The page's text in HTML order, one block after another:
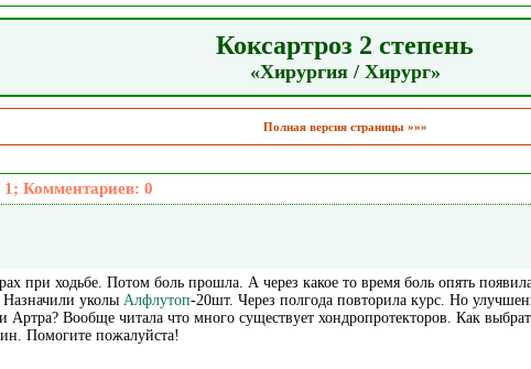
Коксартроз 2 степень
«Хирургия / Хирург»
Полная версия страницы »»»
1 ; Комментариев: 0
при ходьбе. Потом боль прошла. А через какое то время боль опять
Назначили уколы Алфлутоп-20шт. Через полгода повторила курс. Но
Вообще читала что много существует хондропротекторов. Как
Помогите пожалуйста!